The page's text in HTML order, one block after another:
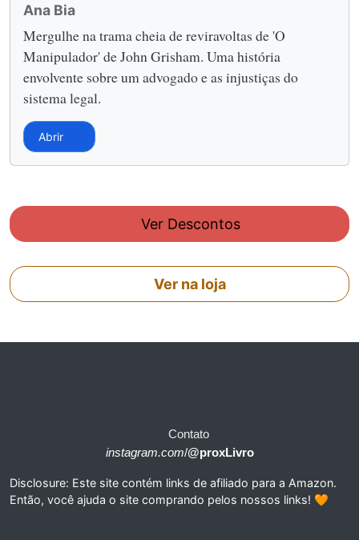
Ana Bia
Mergulhe na trama cheia de reviravoltas de 'O
Manipulador' de John Grisham. Uma história
envolvente sobre um advogado e as injustiças do
sistema legal.
Abrir
Ver Descontos
Ver na loja
Contato
instagram.com/@proxLivro
Disclosure: Este site contém links de afiliado para a Amazon.
Então, você ajuda o site comprando pelos nossos links! 🧡